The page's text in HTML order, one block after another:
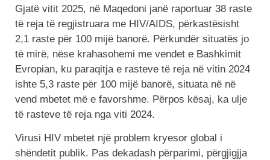
Gjatë vitit 2025, në Maqedoni janë raportuar 38 raste
të reja të regjistruara me HIV/AIDS, përkastësisht
2,1 raste për 100 mijë banorë. Përkundër situatës jo
të mirë, nëse krahasohemi me vendet e Bashkimit
Evropian, ku paraqitja e rasteve të reja në vitin 2024
ishte 5,3 raste për 100 mijë banorë, situata në në
vend mbetet më e favorshme. Përpos kësaj, ka ulje
të rasteve të reja nga viti 2024.
Virusi HIV mbetet një problem kryesor global i
shëndetit publik. Pas dekadash përparimi, përgjigjja